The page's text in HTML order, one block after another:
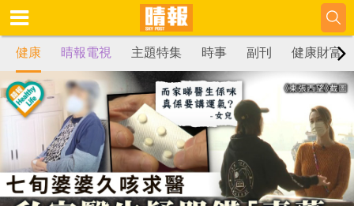
健康 晴報電視 主題特集 時事 副刊 健康財富